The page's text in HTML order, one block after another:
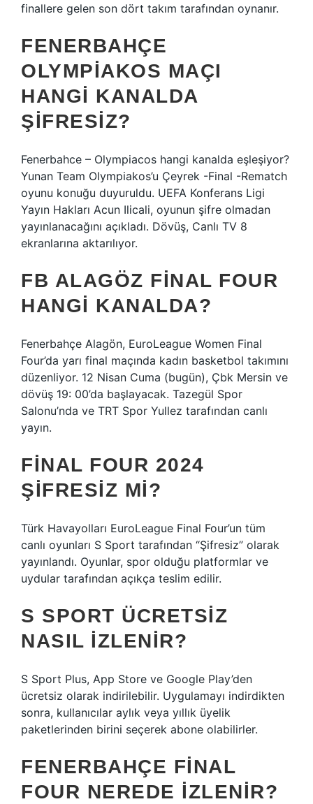
finallere gelen son dört takım tarafından oynanır.
FENERBAHÇE
OLYMPIAKOS MAÇI
HANGI KANALDA
ŞIFRESIZ?
Fenerbahce – Olympiacos hangi kanalda eşleşiyor?
Yunan Team Olympiakos’u Çeyrek -Final -Rematch
oyunu konuğu duyuruldu. UEFA Konferans Ligi
Yayın Hakları Acun Ilicali, oyunun şifre olmadan
yayınlanacağını açıkladı. Dövüş, Canlı TV 8
ekranlarına aktarılıyor.
FB ALAGÖZ FINAL FOUR
HANGI KANALDA?
Fenerbahçe Alagön, EuroLeague Women Final
Four’da yarı final maçında kadın basketbol takımını
düzenliyor. 12 Nisan Cuma (bugün), Çbk Mersin ve
dövüş 19: 00’da başlayacak. Tazegül Spor
Salonu’nda ve TRT Spor Yullez tarafından canlı
yayın.
FINAL FOUR 2024
ŞIFRESIZ MI?
Türk Havayolları EuroLeague Final Four’un tüm
canlı oyunları S Sport tarafından “Şifresiz” olarak
yayınlandı. Oyunlar, spor olduğu platformlar ve
uydular tarafından açıkça teslim edilir.
S SPORT ÜCRETSIZ
NASIL IZLENIR?
S Sport Plus, App Store ve Google Play’den
ücretsiz olarak indirilebilir. Uygulamayı indirdikten
sonra, kullanıcılar aylık veya yıllık üyelik
paketlerinden birini seçerek abone olabilirler.
FENERBAHÇE FINAL
FOUR NEREDE IZLENIR?